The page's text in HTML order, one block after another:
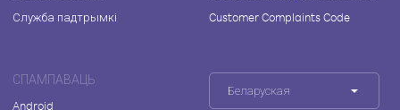
Служба падтрымкі
Customer Complaints Code
СПАМПАВАЦЬ
Android
Беларуская